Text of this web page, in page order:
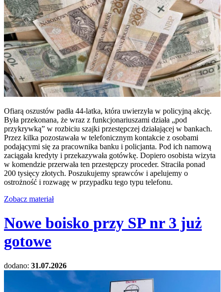
Ofiarą oszustów padła 44-latka, która uwierzyła w policyjną akcję.
Była przekonana, że wraz z funkcjonariuszami działa „pod
przykrywką” w rozbiciu szajki przestępczej działającej w bankach.
Przez kilka pozostawała w telefonicznym kontakcie z osobami
podającymi się za pracownika banku i policjanta. Pod ich namową
zaciągała kredyty i przekazywała gotówkę. Dopiero osobista wizyta
w komendzie przerwała ten przestępczy proceder. Straciła ponad
200 tysięcy złotych. Poszukujemy sprawców i apelujemy o
ostrożność i rozwagę w przypadku tego typu telefonu.
Zobacz materiał
Nowe boisko przy SP nr 3 już
gotowe
dodano: 31.07.2026